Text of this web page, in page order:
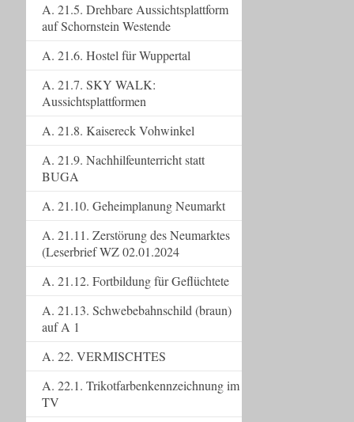
A. 21.5. Drehbare Aussichtsplattform
auf Schornstein Westende
A. 21.6. Hostel für Wuppertal
A. 21.7. SKY WALK:
Aussichtsplattformen
A. 21.8. Kaisereck Vohwinkel
A. 21.9. Nachhilfeunterricht statt
BUGA
A. 21.10. Geheimplanung Neumarkt
A. 21.11. Zerstörung des Neumarktes
(Leserbrief WZ 02.01.2024
A. 21.12. Fortbildung für Geflüchtete
A. 21.13. Schwebebahnschild (braun)
auf A 1
A. 22. VERMISCHTES
A. 22.1. Trikotfarbenkennzeichnung im
TV